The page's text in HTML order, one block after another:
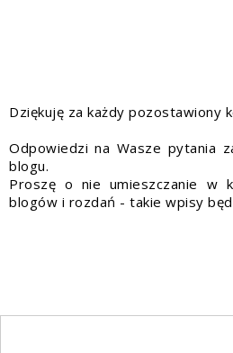
Dziękuję za każdy pozostawiony
Odpowiedzi na Wasze pytania
blogu.
Proszę o nie umieszczanie w
blogów i rozdań - takie wpisy